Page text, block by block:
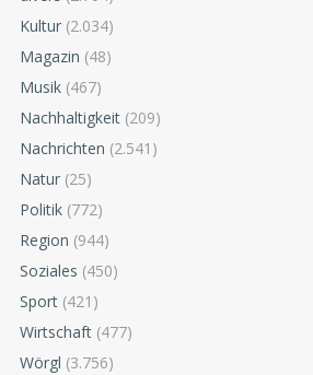
Kultur (2.034)
Magazin (48)
Musik (467)
Nachhaltigkeit (209)
Nachrichten (2.541)
Natur (25)
Politik (772)
Region (944)
Soziales (450)
Sport (421)
Wirtschaft (477)
Wörgl (3.756)